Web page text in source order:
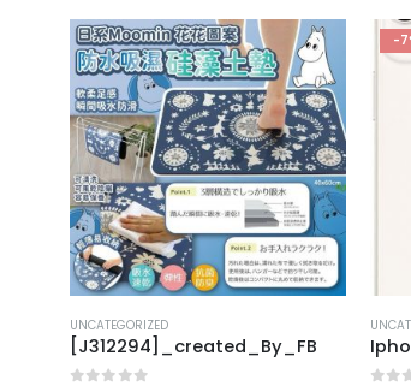
UNCATEGORIZED
[J312294]_created_By_FB
-